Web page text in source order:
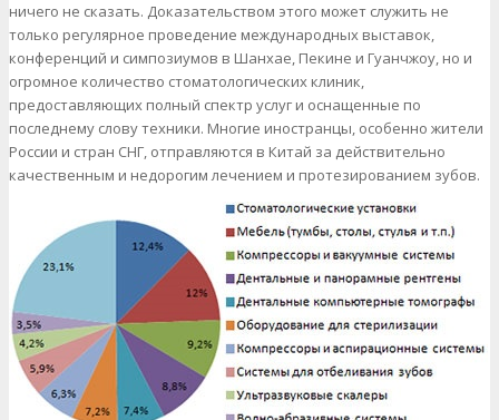
ничего не сказать. Доказательством этого может служить не
только регулярное проведение международных выставок,
конференций и симпозиумов в Шанхае, Пекине и Гуанчжоу, но и
огромное количество стоматологических клиник,
предоставляющих полный спектр услуг и оснащенные по
последнему слову техники. Многие иностранцы, особенно жители
России и стран СНГ, отправляются в Китай за действительно
качественным и недорогим лечением и протезированием зубов.